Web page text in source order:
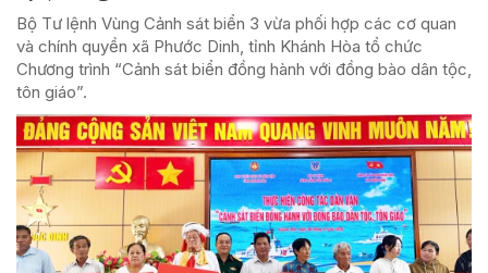
Bộ Tư lệnh Vùng Cảnh sát biển 3 vừa phối hợp các cơ quan
và chính quyền xã Phước Dinh, tỉnh Khánh Hòa tổ chức
Chương trình “Cảnh sát biển đồng hành với đồng bào dân tộc,
tôn giáo”.